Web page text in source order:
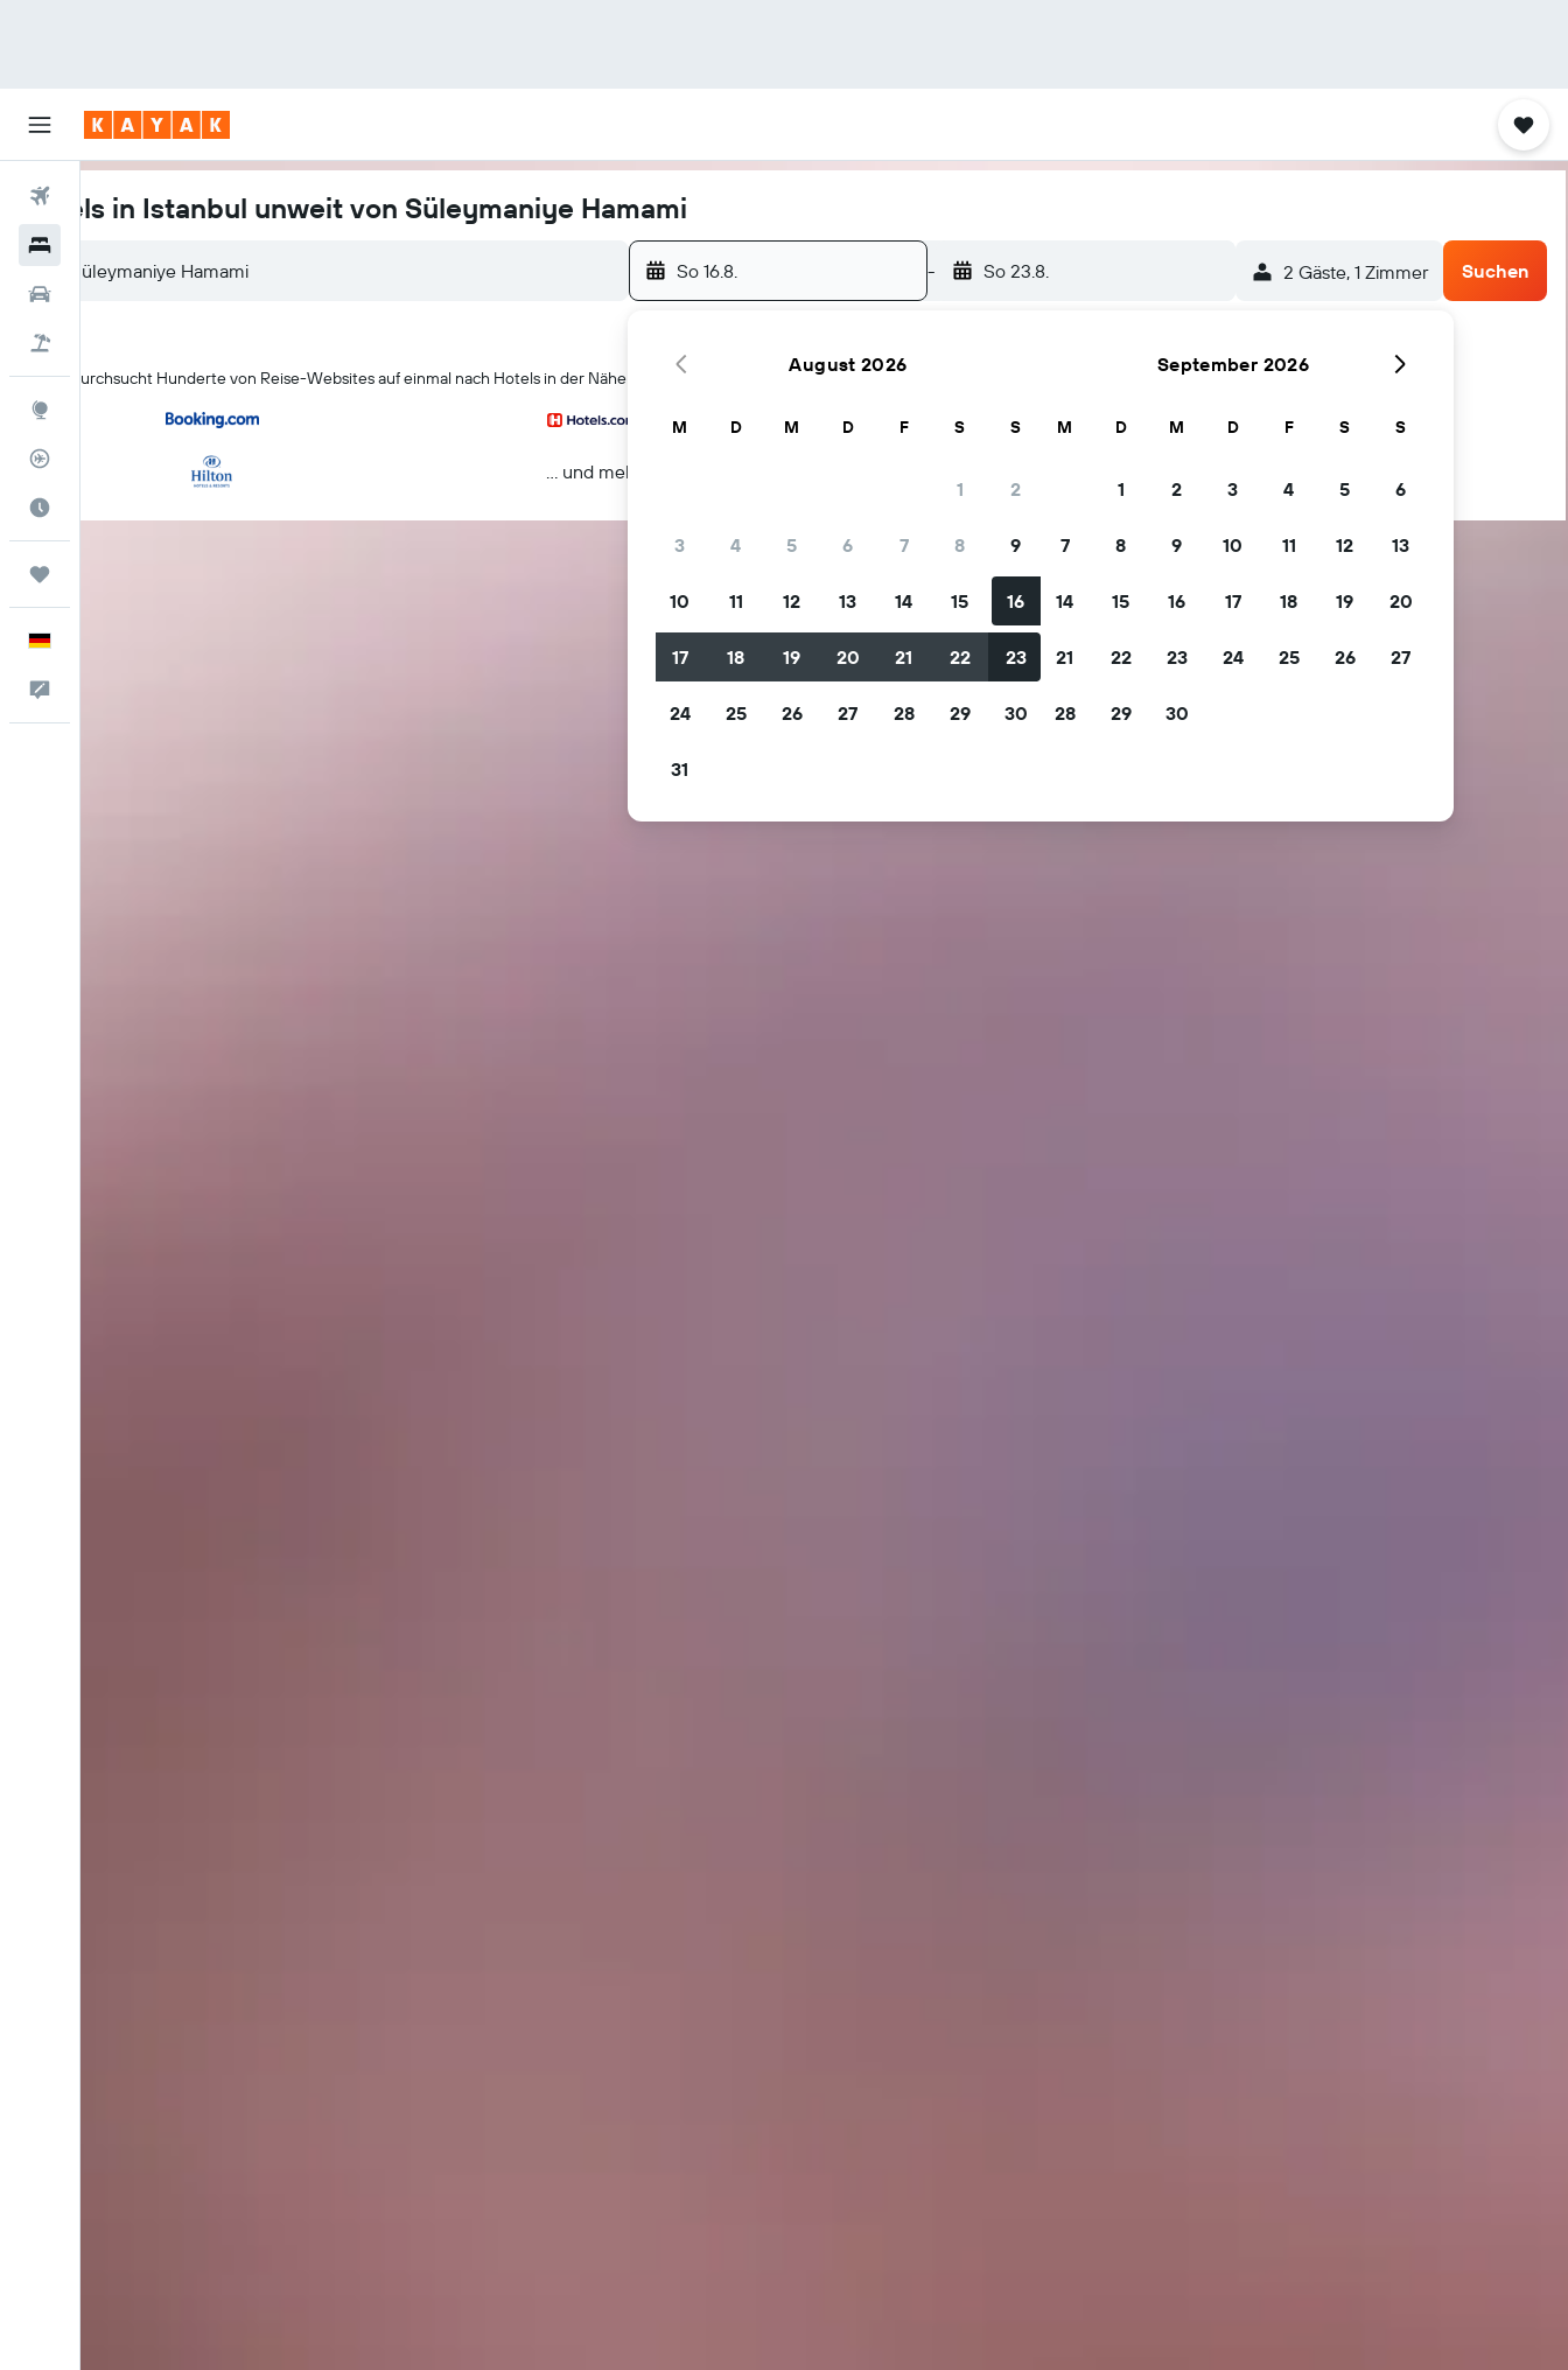
Flüge
Hotels in Istanbul unweit von Süleymaniye Hamami
So 16.8. - So 23.8. 2 Gäste, 1 Zimmer Suchen
KAYAK durchsucht Hunderte von Reise-Websites auf einmal nach Hotels in der Nähe von Süleymaniye Hamami in Istanbul
… und mehr
August 2026
M D M D F S S
1 2
3 4 5 6 7 8 9
10 11 12 13 14 15 16
17 18 19 20 21 22 23
24 25 26 27 28 29 30
31
September 2026
M D M D F S S
1 2 3 4 5 6
7 8 9 10 11 12 13
14 15 16 17 18 19 20
21 22 23 24 25 26 27
28 29 30